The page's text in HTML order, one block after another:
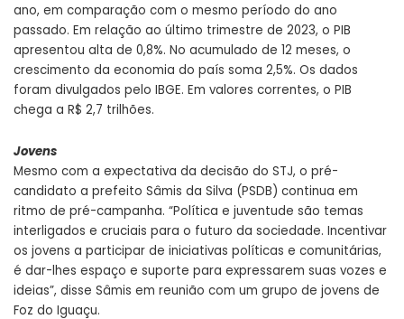
ano, em comparação com o mesmo período do ano
passado. Em relação ao último trimestre de 2023, o PIB
apresentou alta de 0,8%. No acumulado de 12 meses, o
crescimento da economia do país soma 2,5%. Os dados
foram divulgados pelo IBGE. Em valores correntes, o PIB
chega a R$ 2,7 trilhões.
Jovens
Mesmo com a expectativa da decisão do STJ, o pré-
candidato a prefeito Sâmis da Silva (PSDB) continua em
ritmo de pré-campanha. “Política e juventude são temas
interligados e cruciais para o futuro da sociedade. Incentivar
os jovens a participar de iniciativas políticas e comunitárias,
é dar-lhes espaço e suporte para expressarem suas vozes e
ideias”, disse Sâmis em reunião com um grupo de jovens de
Foz do Iguaçu.